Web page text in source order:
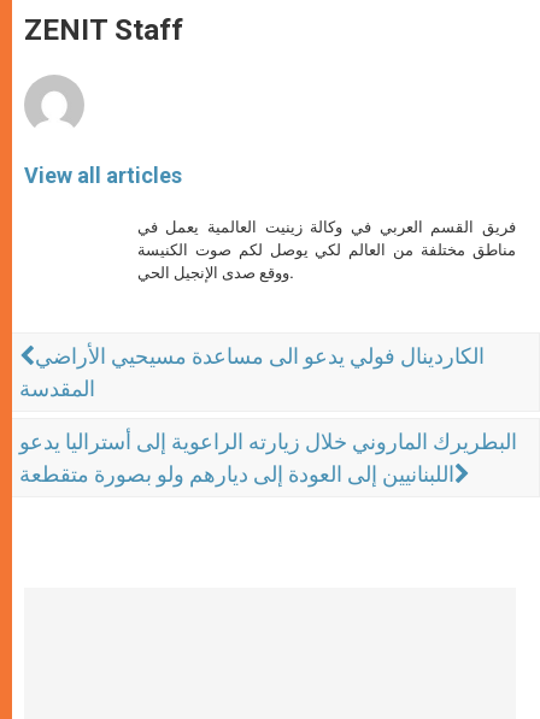
p
p
g
e
o
k
ZENIT Staff
View all articles
فريق القسم العربي في وكالة زينيت العالمية يعمل في
مناطق مختلفة من العالم لكي يوصل لكم صوت الكنيسة
ووقع صدى الإنجيل الحي.
الكاردينال فولي يدعو الى مساعدة مسيحيي الأراضي
المقدسة
البطريرك الماروني خلال زيارته الراعوية إلى أستراليا يدعو
اللبنانيين إلى العودة إلى ديارهم ولو بصورة متقطعة